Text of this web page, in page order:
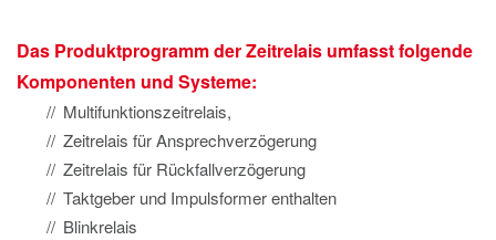
Das Produktprogramm der Zeitrelais umfasst folgende
Komponenten und Systeme:
Multifunktionszeitrelais,
Zeitrelais für Ansprechverzögerung
Zeitrelais für Rückfallverzögerung
Taktgeber und Impulsformer enthalten
Blinkrelais